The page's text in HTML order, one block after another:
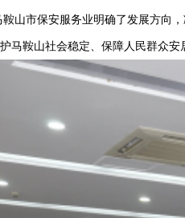
山市保安服务业明确了发展方向
马鞍山社会稳定、保障人民群众